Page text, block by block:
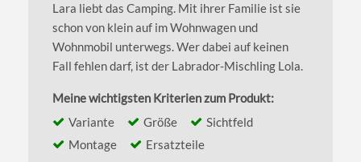
Lara liebt das Camping. Mit ihrer Familie ist sie
schon von klein auf im Wohnwagen und
Wohnmobil unterwegs. Wer dabei auf keinen
Fall fehlen darf, ist der Labrador-Mischling Lola.
Meine wichtigsten Kriterien zum Produkt:
Variante
Größe
Sichtfeld
Montage
Ersatzteile